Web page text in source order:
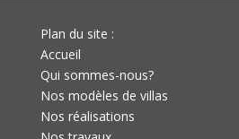
Plan du site :
Accueil
Qui sommes-nous?
Nos modèles de villas
Nos réalisations